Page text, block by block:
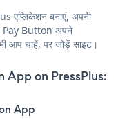
एप्लिकेशन बनाएं, अपनी
Pay Button अपने
आप चाहें, पर जोड़ें साइट।
App on PressPlus:
App